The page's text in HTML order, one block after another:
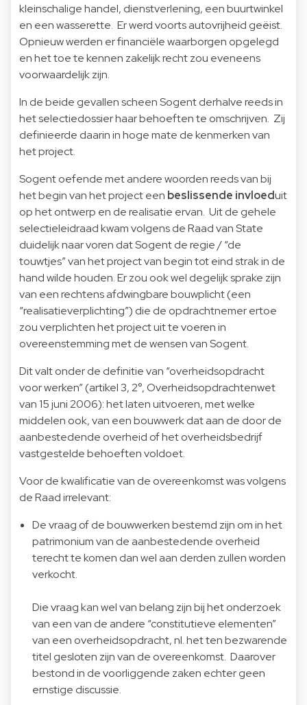
kleinschalige handel, dienstverlening, een buurtwinkel
en een wasserette. Er werd voorts autovrijheid geëist.
Opnieuw werden er financiële waarborgen opgelegd
en het toe te kennen zakelijk recht zou eveneens
voorwaardelijk zijn.
In de beide gevallen scheen Sogent derhalve reeds in
het selectiedossier haar behoeften te omschrijven. Zij
definieerde daarin in hoge mate de kenmerken van
het project.
Sogent oefende met andere woorden reeds van bij
het begin van het project een beslissende invloeduit
op het ontwerp en de realisatie ervan. Uit de gehele
selectieleidraad kwam volgens de Raad van State
duidelijk naar voren dat Sogent de regie / “de
touwtjes” van het project van begin tot eind strak in de
hand wilde houden. Er zou ook wel degelijk sprake zijn
van een rechtens afdwingbare bouwplicht (een
“realisatieverplichting”) die de opdrachtnemer ertoe
zou verplichten het project uit te voeren in
overeenstemming met de wensen van Sogent.
Dit valt onder de definitie van “overheidsopdracht
voor werken” (artikel 3, 2°, Overheidsopdrachtenwet
van 15 juni 2006): het laten uitvoeren, met welke
middelen ook, van een bouwwerk dat aan de door de
aanbestedende overheid of het overheidsbedrijf
vastgestelde behoeften voldoet.
Voor de kwalificatie van de overeenkomst was volgens
de Raad irrelevant:
De vraag of de bouwwerken bestemd zijn om in het
patrimonium van de aanbestedende overheid
terecht te komen dan wel aan derden zullen worden
verkocht.
Die vraag kan wel van belang zijn bij het onderzoek
van een van de andere “constitutieve elementen”
van een overheidsopdracht, nl. het ten bezwarende
titel gesloten zijn van de overeenkomst. Daarover
bestond in de voorliggende zaken echter geen
ernstige discussie.